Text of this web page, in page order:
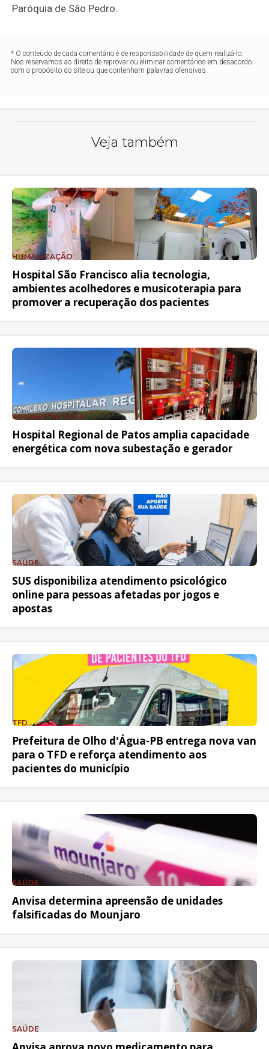
Paróquia de São Pedro.
* O conteúdo de cada comentário é de responsabilidade de quem realizá-lo.
Nos reservamos ao direito de reprovar ou eliminar comentários em desacordo
com o propósito do site ou que contenham palavras ofensivas.
Veja também
HUMANIZAÇÃO
Hospital São Francisco alia tecnologia,
ambientes acolhedores e musicoterapia para
promover a recuperação dos pacientes
INFRAESTRUTURA
Hospital Regional de Patos amplia capacidade
energética com nova subestação e gerador
SAÚDE
SUS disponibiliza atendimento psicológico
online para pessoas afetadas por jogos e
apostas
TFD
Prefeitura de Olho d'Água-PB entrega nova van
para o TFD e reforça atendimento aos
pacientes do município
SAÚDE
Anvisa determina apreensão de unidades
falsificadas do Mounjaro
SAÚDE